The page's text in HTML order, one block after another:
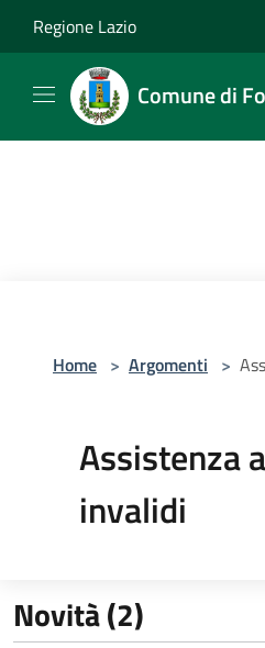
Regione Lazio
Comune di
Home > Argomenti >
Assistenza
invalidi
Novità (2)